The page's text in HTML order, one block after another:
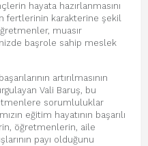
hayata hazırlanmasını
fertlerinin karakterine şekil
muasır
başrole sahip meslek
artırılmasının
Vali Baruş, bu
sorumluluklar
eğitim hayatının başarılı
öğretmenlerin, aile
payı olduğunu